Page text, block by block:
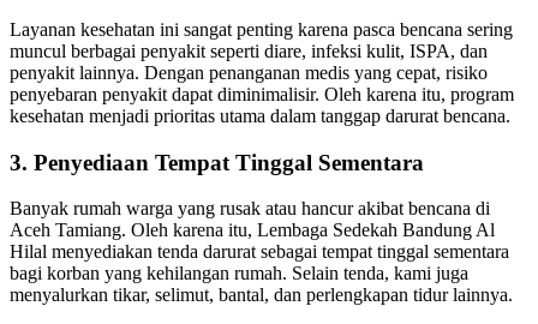
Layanan kesehatan ini sangat penting karena pasca bencana sering
muncul berbagai penyakit seperti diare, infeksi kulit, ISPA, dan
penyakit lainnya. Dengan penanganan medis yang cepat, risiko
penyebaran penyakit dapat diminimalisir. Oleh karena itu, program
kesehatan menjadi prioritas utama dalam tanggap darurat bencana.
3. Penyediaan Tempat Tinggal Sementara
Banyak rumah warga yang rusak atau hancur akibat bencana di
Aceh Tamiang. Oleh karena itu, Lembaga Sedekah Bandung Al
Hilal menyediakan tenda darurat sebagai tempat tinggal sementara
bagi korban yang kehilangan rumah. Selain tenda, kami juga
menyalurkan tikar, selimut, bantal, dan perlengkapan tidur lainnya.